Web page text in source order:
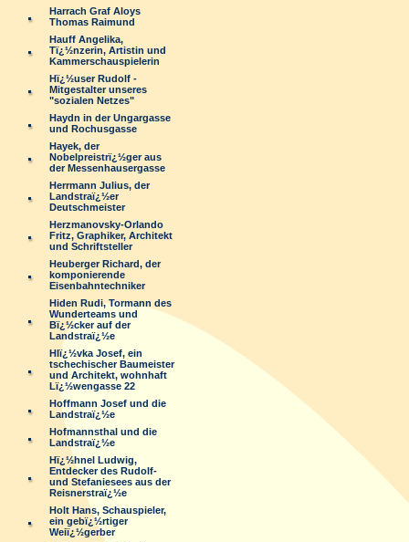
Harrach Graf Aloys
Thomas Raimund
Hauff Angelika,
Tï¿½nzerin, Artistin und
Kammerschauspielerin
Hï¿½user Rudolf -
Mitgestalter unseres
"sozialen Netzes"
Haydn in der Ungargasse
und Rochusgasse
Hayek, der
Nobelpreistrï¿½ger aus
der Messenhausergasse
Herrmann Julius, der
Landstraï¿½er
Deutschmeister
Herzmanovsky-Orlando
Fritz, Graphiker, Architekt
und Schriftsteller
Heuberger Richard, der
komponierende
Eisenbahntechniker
Hiden Rudi, Tormann des
Wunderteams und
Bï¿½cker auf der
Landstraï¿½e
Hlï¿½vka Josef, ein
tschechischer Baumeister
und Architekt, wohnhaft
Lï¿½wengasse 22
Hoffmann Josef und die
Landstraï¿½e
Hofmannsthal und die
Landstraï¿½e
Hï¿½hnel Ludwig,
Entdecker des Rudolf-
und Stefaniesees aus der
Reisnerstraï¿½e
Holt Hans, Schauspieler,
ein gebï¿½rtiger
Weiï¿½gerber